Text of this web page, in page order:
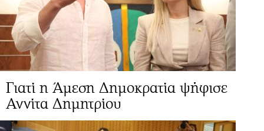
Γιατί η Άμεση Δημοκρατία ψήφισε
Αννίτα Δημητρίου